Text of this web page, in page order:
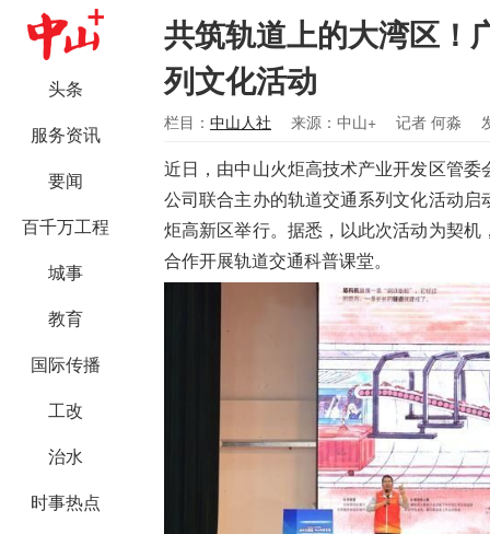
头条
服务资讯
要闻
百千万工程
城事
教育
国际传播
工改
治水
时事热点
共筑轨道上的大湾区！
列文化活动
栏目： 中山人社 来源：中山+ 记者 何淼
近日，由中山火炬高技术产业开发区管
公司联合主办的轨道交通系列文化活动
炬高新区举行。据悉，以此次活动为契
合作开展轨道交通科普课堂。